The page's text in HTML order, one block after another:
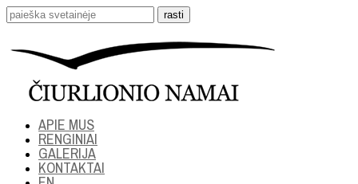
APIE MUS
RENGINIAI
GALERIJA
KONTAKTAI